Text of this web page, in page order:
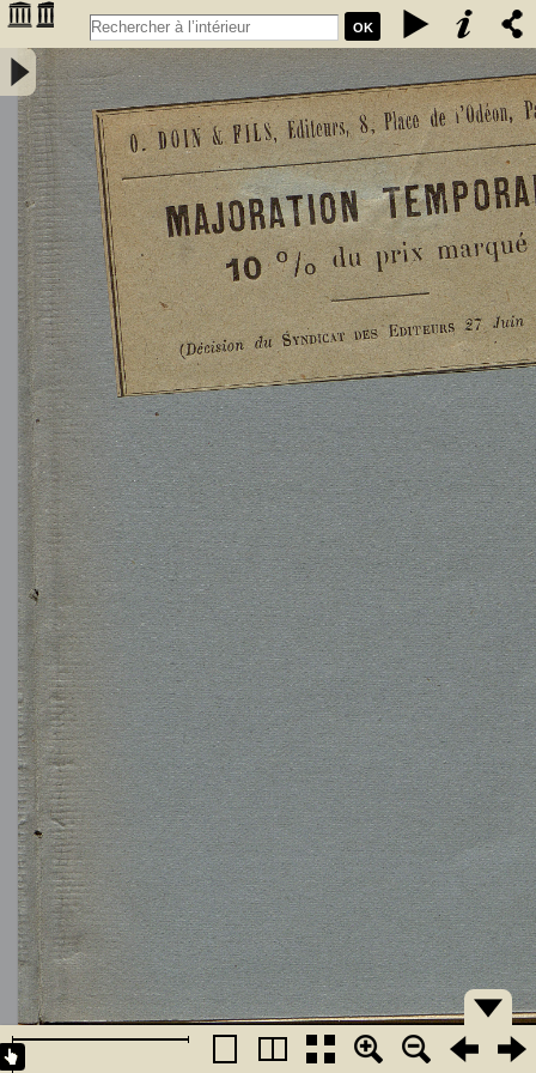
OK
L'Astronomie, observations, théorie et vulgarisation générale / par
Marcel Moye,... - Moye, Marcel (1873-1939). Auteur